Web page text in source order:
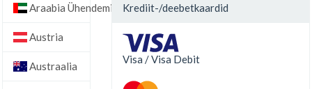
Araabia Ühendemiraadid
Austria
Austraalia
Krediit-/deebetkaardid
Visa / Visa Debit